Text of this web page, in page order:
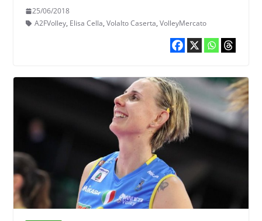
25/06/2018
A2FVolley, Elisa Cella, Volalto Caserta, VolleyMercato